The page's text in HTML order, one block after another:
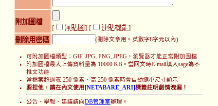
附加圖檔
[ 無貼圖] [ 連貼機能]
刪除用密碼
(刪除文章用。英數字8字元以內)
可附加圖檔類型：GIF, JPG, PNG, JPEG，瀏覽器才能正常附加圖檔
附加圖檔最大上傳資料量為 10000 KB。當回文時E-mail填入sage為不
推文功能
當檔案超過寬 250 像素、高 250 像素時會自動縮小尺寸顯示
要捏他，請在內文使用 [NETABARE_ARI]標籤註明劇情洩漏！
公告、舉報、建議請向 DB管理室辦理。